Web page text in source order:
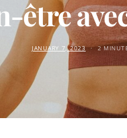
être
JANUARY 7, 2023 2